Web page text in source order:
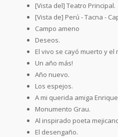
[Vista del] Teatro Principal.
[Vista de] Perú - Tacna -
Campo ameno
Deseos.
El vivo se cayó muerto y
Un año más!
Año nuevo.
Los espejos.
A mi querida amiga
Monumento Grau.
Al inspirado poeta
El desengaño.